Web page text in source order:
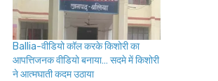
Ballia-वीडियो कॉल करके किशोरी का
आपत्तिजनक वीडियो बनाया… सदमे में किशोरी
ने आत्मघाती कदम उठाया